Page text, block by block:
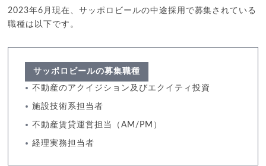
2023年6月現在、サッポロビールの中途採用で募集されている
職種は以下です。
サッポロビールの募集職種
不動産のアクイジション及びエクイティ投資
施設技術系担当者
不動産賃貸運営担当（AM/PM）
経理実務担当者